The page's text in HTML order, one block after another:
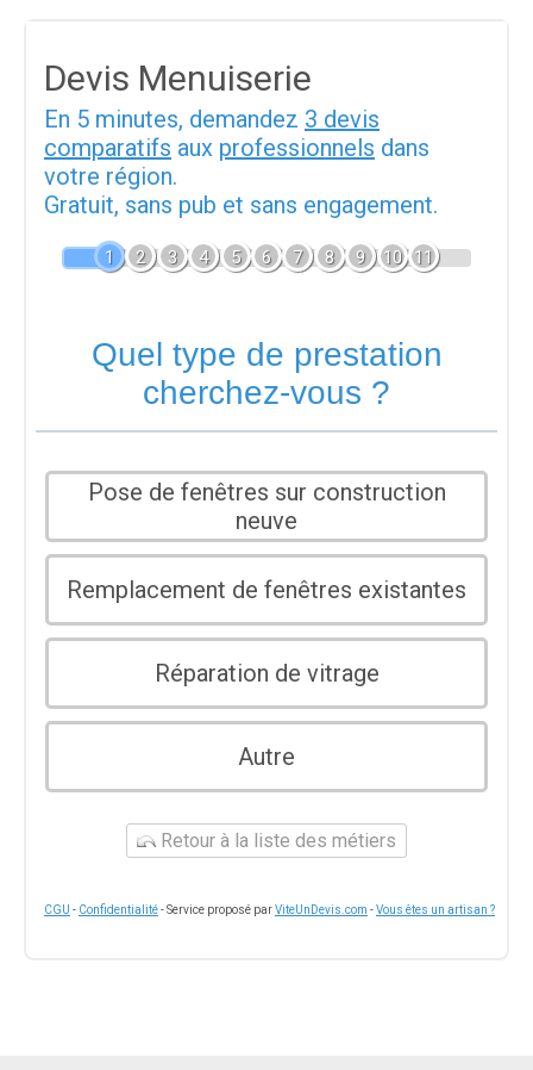
Devis Menuiserie
En 5 minutes, demandez 3 devis
comparatifs aux professionnels dans
votre région.
Gratuit, sans pub et sans engagement.
1 2 3 4 5 6 7 8 9 10 11
Quel type de prestation
cherchez-vous ?
Pose de fenêtres sur construction
neuve
Remplacement de fenêtres existantes
Réparation de vitrage
Autre
Retour à la liste des métiers
CGU - Confidentialité- Service proposé parViteUnDevis.com -Vous êtes un artisan ?